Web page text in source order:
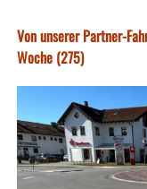
Von unserer Partner-
Woche (275)